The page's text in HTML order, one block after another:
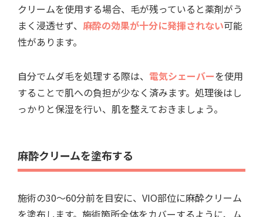
クリームを使用する場合、毛が残っていると薬剤がう
まく浸透せず、 麻酔の効果が十分に発揮されない可能
性があります。
自分でムダ毛を処理する際は、 電気シェーバーを使用
することで肌への負担が少なく済みます。処理後はし
っかりと保湿を行い、肌を整えておきましょう。
麻酔クリームを塗布する
施術の30～60分前を目安に、VIO部位に麻酔クリーム
を塗布します。施術箇所全体をカバーするように、ム